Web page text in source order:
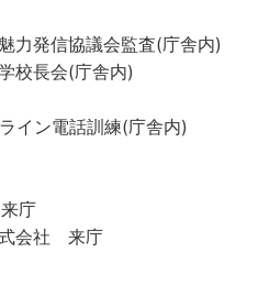
発信協議会監査(庁舎内)
校長会(庁舎内)
ン電話訓練(庁舎内)
庁
会社 来庁